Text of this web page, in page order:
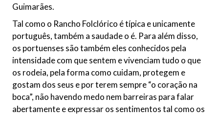
Guimarães.
Tal como o Rancho Folclórico é típica e unicamente
português, também a saudade o é. Para além disso,
os portuenses são também eles conhecidos pela
intensidade com que sentem e vivenciam tudo o que
os rodeia, pela forma como cuidam, protegem e
gostam dos seus e por terem sempre “o coração na
boca”, não havendo medo nem barreiras para falar
abertamente e expressar os sentimentos tal como os